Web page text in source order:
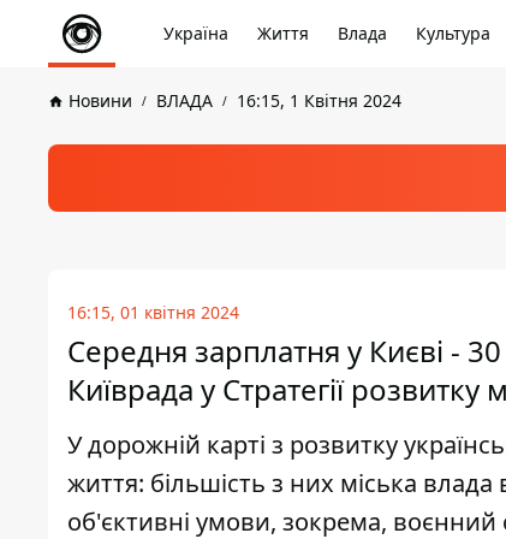
Україна Життя Влада Культура
Новини ВЛАДА 16:15, 1 Квітня 2024
16:15, 01 квітня 2024
Середня зарплатня у Києві -
Київрада у Стратегії розвитку
У дорожній карті з розвитку
життя: більшість з них міська
об'єктивні умови, зокрема, воєнний